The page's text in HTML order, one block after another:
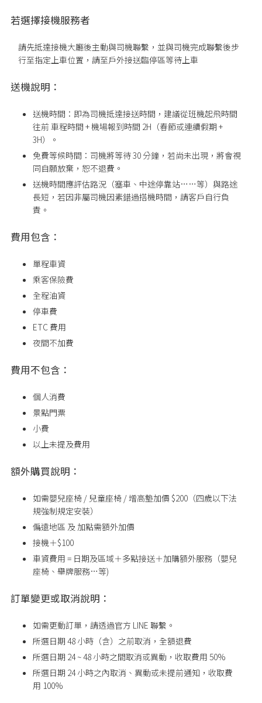
若選擇接機服務者
請先抵達接機大廳後主動與司機聯繫，並與司機完成聯繫後步
行至指定上車位置 ，請至戶外接送臨停區等待上車
送機說明：
送機時間：即為司機抵達接送時間，建議從班機起飛時間
往前 車程時間 + 機場報到時間 2H（春節或連續假期 +
3H）。
免費等候時間：司機將等待 30 分鐘，若尚未出現，將會視
同自願放棄，恕不退費。
送機時間應評估路況（塞車、中途停靠站……等）與路途
長短，若因非屬司機因素錯過搭機時間，請客戶自行負
責。
費用包含：
單程車資
乘客保險費
全程油資
停車費
ETC 費用
夜間不加費
費用不包含：
個人消費
景點門票
小費
以上未提及費用
額外購買說明：
如需嬰兒座椅 / 兒童座椅 / 增高墊加價 $200（四歲以下法
規強制規定安裝）
偏遠地區 及 加點需額外加價
接機＋$100
車資費用 = 日期及區域＋多點接送＋加購額外服務（嬰兒
座椅、舉牌服務…等)
訂單變更或取消說明：
如需更動訂單，請透過官方 LINE 聯繫。
所選日期 48 小時（含）之前取消，全額退費
所選日期 24 ~ 48 小時之間取消或異動，收取費用 50%
所選日期 24小時之內取消、異動或未提前通知，收取費
用 100%